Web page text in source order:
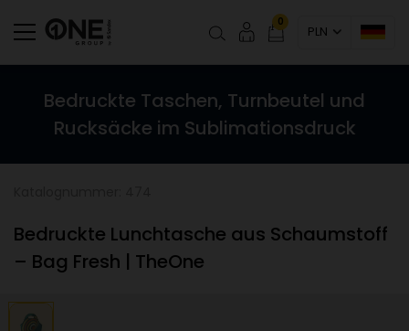
0
PLN
Bedruckte Taschen, Turnbeutel und
Rucksäcke im Sublimationsdruck
Bedruckte Lunchtasche aus Schaumstoff
– Bag Fresh | TheOne